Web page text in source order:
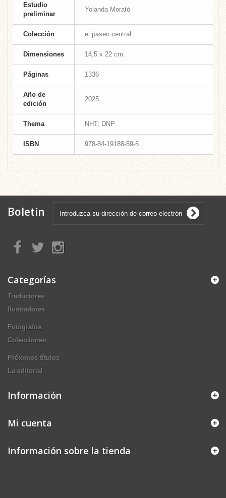
Estudio
preliminar
Yolanda Morató
Colección el paseo central
Dimensiones 14,5 x 22 cm.
Páginas 1336
Año de
edición
2025
Thema NHT; DNP
ISBN 978-84-19188-59-5
Boletín
Categorías
Traductores
Ilustradores
Fotógrafos
Colecciones
Próximos títulos
La editorial
Información
Mi cuenta
Información sobre la tienda